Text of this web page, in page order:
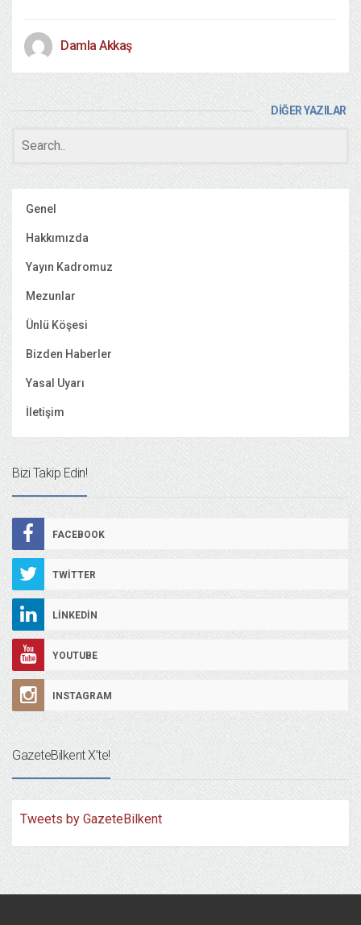
Damla Akkaş
DİĞER YAZILAR
Genel
Hakkımızda
Yayın Kadromuz
Mezunlar
Ünlü Köşesi
Bizden Haberler
Yasal Uyarı
İletişim
Bizi Takip Edin!
FACEBOOK
TWITTER
LINKEDIN
YOUTUBE
INSTAGRAM
GazeteBilkent X’te!
Tweets by GazeteBilkent